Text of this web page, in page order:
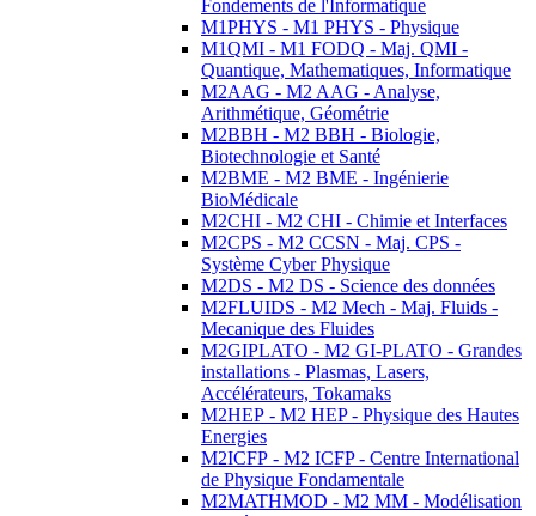
Fondements de l'Informatique
M1PHYS - M1 PHYS - Physique
M1QMI - M1 FODQ - Maj. QMI -
Quantique, Mathematiques, Informatique
M2AAG - M2 AAG - Analyse,
Arithmétique, Géométrie
M2BBH - M2 BBH - Biologie,
Biotechnologie et Santé
M2BME - M2 BME - Ingénierie
BioMédicale
M2CHI - M2 CHI - Chimie et Interfaces
M2CPS - M2 CCSN - Maj. CPS -
Système Cyber Physique
M2DS - M2 DS - Science des données
M2FLUIDS - M2 Mech - Maj. Fluids -
Mecanique des Fluides
M2GIPLATO - M2 GI-PLATO - Grandes
installations - Plasmas, Lasers,
Accélérateurs, Tokamaks
M2HEP - M2 HEP - Physique des Hautes
Energies
M2ICFP - M2 ICFP - Centre International
de Physique Fondamentale
M2MATHMOD - M2 MM - Modélisation